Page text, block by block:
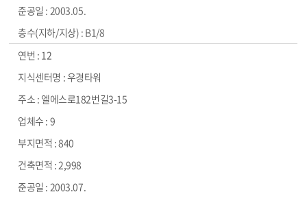
2003.05.
B1/8
12
우경타워
엘에스로182번길3-15
9
840
2,998
2003.07.